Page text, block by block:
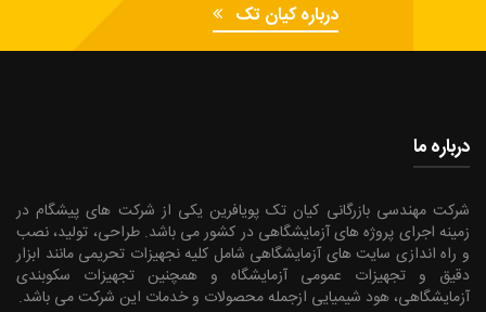
درباره کیان تک
درباره ما
شرکت مهندسی بازرگانی کیان تک پویافرین یکی از شرکت های پیشگام در
زمینه اجرای پروژه های آزمایشگاهی در کشور می باشد.‍‍‍ طراحی، تولید، نصب
و راه اندازی سایت های آزمایشگاهی شامل کلیه نجهیزات تحریمی مانند ابزار
دقیق و تجهیزات عمومی آزمایشگاه و همچنین تجهیزات سکوبندی
آزمایشگاهی، هود شیمیایی ازجمله محصولات و خدمات این شرکت می باشد.